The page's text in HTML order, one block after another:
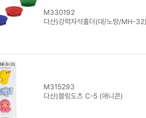
M330192
다산)강력자석홀더(대/노랑/MH-
M315293
다산)블링도츠 C-5 (애니콘)